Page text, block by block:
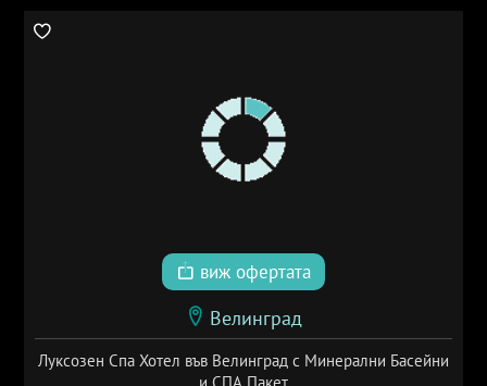
виж офертата
Велинград
Луксозен Спа Хотел във Велинград с Минерални Басейни
и СПА Пакет